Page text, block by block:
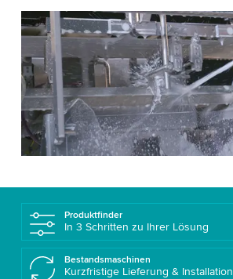
Produktfinder
In 3 Schritten zu Ihrer Lösung
Bestandsmaschinen
Kurzfristige Lieferung & Installation